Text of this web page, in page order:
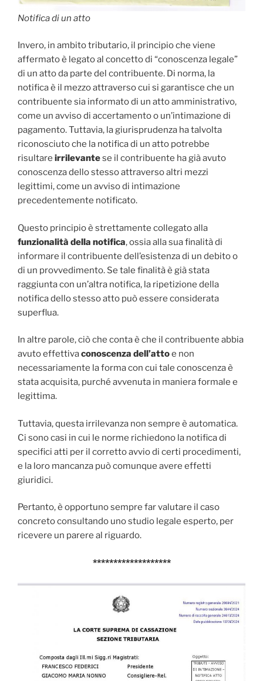
Notifica di un atto
Invero, in ambito tributario, il principio che viene
affermato è legato al concetto di “conoscenza legale”
di un atto da parte del contribuente. Di norma, la
notifica è il mezzo attraverso cui si garantisce che un
contribuente sia informato di un atto amministrativo,
come un avviso di accertamento o un’intimazione di
pagamento. Tuttavia, la giurisprudenza ha talvolta
riconosciuto che la notifica di un atto potrebbe
risultare irrilevantese il contribuente ha già avuto
conoscenza dello stesso attraverso altri mezzi
legittimi, come un avviso di intimazione
precedentemente notificato.
Questo principio è strettamente collegato alla
funzionalità della notifica, ossia alla sua finalità di
informare il contribuente dell’esistenza di un debito o
di un provvedimento. Se tale finalità è già stata
raggiunta con un’altra notifica, la ripetizione della
notifica dello stesso atto può essere considerata
superflua.
In altre parole, ciò che conta è che il contribuente abbia
avuto effettivaconoscenza dell’attoe non
necessariamente la forma con cui tale conoscenza è
stata acquisita, purché avvenuta in maniera formale e
legittima.
Tuttavia, questa irrilevanza non sempre è automatica.
Ci sono casi in cui le norme richiedono la notifica di
specifici atti per il corretto avvio di certi procedimenti,
e la loro mancanza può comunque avere effetti
giuridici.
Pertanto, è opportuno sempre far valutare il caso
concreto consultando uno studio legale esperto, per
ricevere un parere al riguardo.
*******************